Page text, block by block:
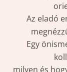
Az eladó
Egy
milyen és